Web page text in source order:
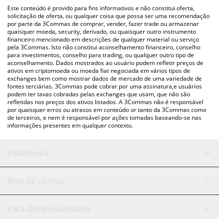
acima para verificar o último preço de Africarare nas principais
moedas fiat e criptográficas.
Este conteúdo é provido para fins informativos e não constitui oferta,
solicitação de oferta, ou qualquer coisa que possa ser uma recomendação
por parte da 3Commas de comprar, vender, fazer trade ou armazenar
quaisquer moeda, security, derivado, ou quaisquer outro instrumento
financeiro mencionado em descrições de qualquer material ou serviço
pela 3Commas. Isto não constitui aconselhamento financeiro, conselho
para investimentos, conselho para trading, ou qualquer outro tipo de
aconselhamento. Dados mostrados ao usuário podem refletir preços de
ativos em criptomoeda ou moeda fiat negociada em vários tipos de
exchanges bem como mostrar dados de mercado de uma variedade de
fontes terciárias. 3Commas pode cobrar por uma assinatura,e usuários
podem ter taxas cobradas pelas exchanges que usam, que não são
refletidas nos preços dos ativos listados. A 3Commas não é responsável
por quaisquer erros ou atrasos em conteúdo or tanto da 3Commas como
de terceiros, e nem é responsável por ações tomadas baseando-se nas
informações presentes em qualquer contexto.
Plataforma
Bot GRID
Bots de câmbio
Binance
Para Desenvolvedores